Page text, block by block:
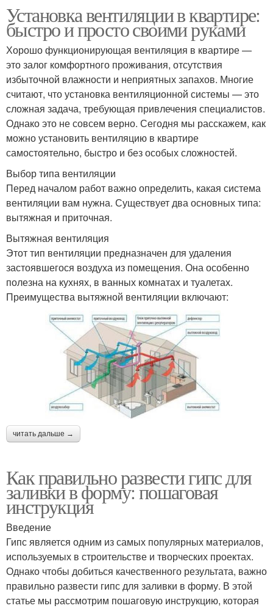
Установка вентиляции в квартире:
быстро и просто своими руками
Хорошо функционирующая вентиляция в квартире —
это залог комфортного проживания, отсутствия
избыточной влажности и неприятных запахов. Многие
считают, что установка вентиляционной системы — это
сложная задача, требующая привлечения специалистов.
Однако это не совсем верно. Сегодня мы расскажем, как
можно установить вентиляцию в квартире
самостоятельно, быстро и без особых сложностей.
Выбор типа вентиляции
Перед началом работ важно определить, какая система
вентиляции вам нужна. Существует два основных типа:
вытяжная и приточная.
Вытяжная вентиляция
Этот тип вентиляции предназначен для удаления
застоявшегося воздуха из помещения. Она особенно
полезна на кухнях, в ванных комнатах и туалетах.
Преимущества вытяжной вентиляции включают:
читать дальше →
Как правильно развести гипс для
заливки в форму: пошаговая
инструкция
Введение
Гипс является одним из самых популярных материалов,
используемых в строительстве и творческих проектах.
Однако чтобы добиться качественного результата, важно
правильно развести гипс для заливки в форму. В этой
статье мы рассмотрим пошаговую инструкцию, которая